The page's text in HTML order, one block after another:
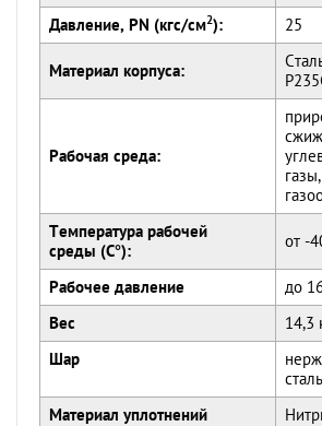
Давление, PN (кгс/см2): 25
Материал корпуса:
Рабочая среда:
Температура рабочей
среды (С°):
от -
Рабочее давление
до
Вес
14,3
Шар
Материал уплотнений